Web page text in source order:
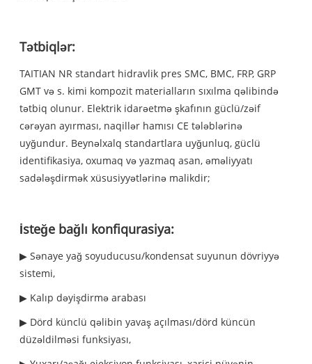
Tətbiqlər:
TAITIAN NR standart hidravlik pres SMC, BMC, FRP, GRP
GMT və s. kimi kompozit materialların sıxılma qəlibində
tətbiq olunur. Elektrik idarəetmə şkafının güclü/zəif
cərəyan ayırması, naqillər hamısı CE tələblərinə
uyğundur. Beynəlxalq standartlara uyğunluq, güclü
identifikasiya, oxumaq və yazmaq asan, əməliyyatı
sadələşdirmək xüsusiyyətlərinə malikdir;
İsteğe bağlı konfiqurasiya:
▶ Sənaye yağ soyuducusu/kondensat suyunun dövriyyə
sistemi,
▶ Kalıp dəyişdirmə arabası
▶ Dörd künclü qəlibin yavaş açılması/dörd küncün
düzəldilməsi funksiyası,